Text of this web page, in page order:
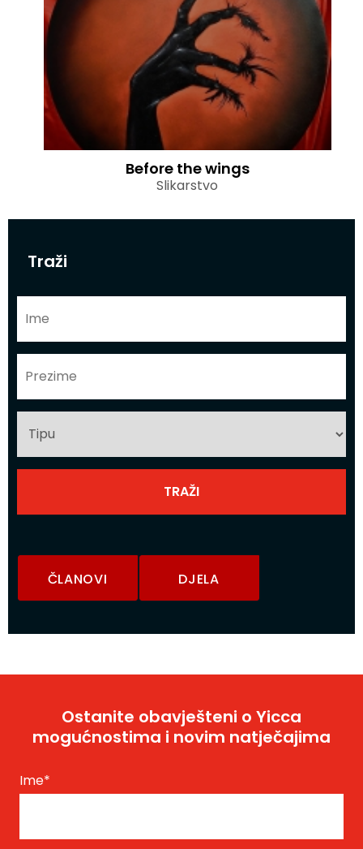
Traži
ČLANOVI DJELA
Before the wings
Slikarstvo
Ostanite obavješteni o Yicca
mogućnostima i novim natječajima
Ime*